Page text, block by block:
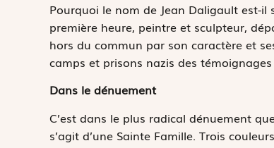
Pourquoi le nom de Jean Daligault est-il
première heure, peintre et sculpteur,
hors du commun par son caractère et
camps et prisons nazis des
Dans le dénuement
C’est dans le plus radical dénuement
s’agit d’une Sainte Famille. Trois